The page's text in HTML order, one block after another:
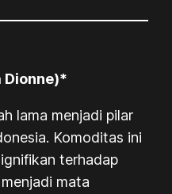
Dionne)*
lama menjadi pilar
Komoditas ini
terhadap
mata